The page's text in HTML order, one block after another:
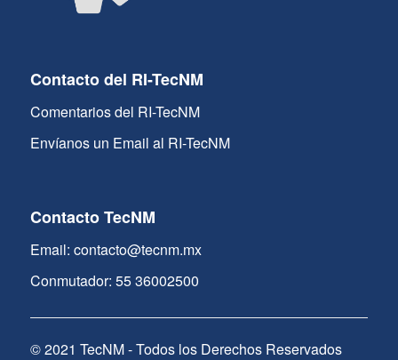
Contacto del RI-TecNM
Comentarios del RI-TecNM
Envíanos un Email al RI-TecNM
Contacto TecNM
Email: contacto@tecnm.mx
Conmutador: 55 36002500
© 2021 TecNM - Todos los Derechos Reservados